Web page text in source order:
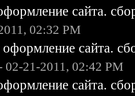
сайта.
02:32 PM
сайта.
02-21-2011, 02:42 PM
сайта.